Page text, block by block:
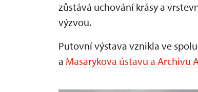
zůstává uchování krásy a
výzvou.
Putovní výstava vznikla ve
a Masarykova ústavu a Archivu